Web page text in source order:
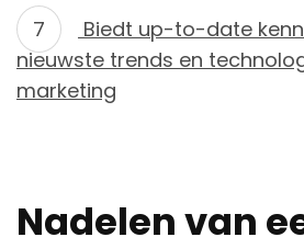
Biedt up-to-date
nieuwste trends en
marketing
Nadelen van